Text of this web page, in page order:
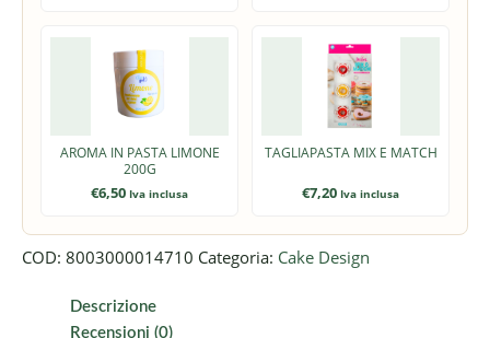
AROMA IN PASTA LIMONE
200G
€6,50 Iva inclusa
TAGLIAPASTA MIX E MATCH
€7,20 Iva inclusa
COD: 8003000014710 Categoria: Cake Design
Descrizione
Recensioni (0)